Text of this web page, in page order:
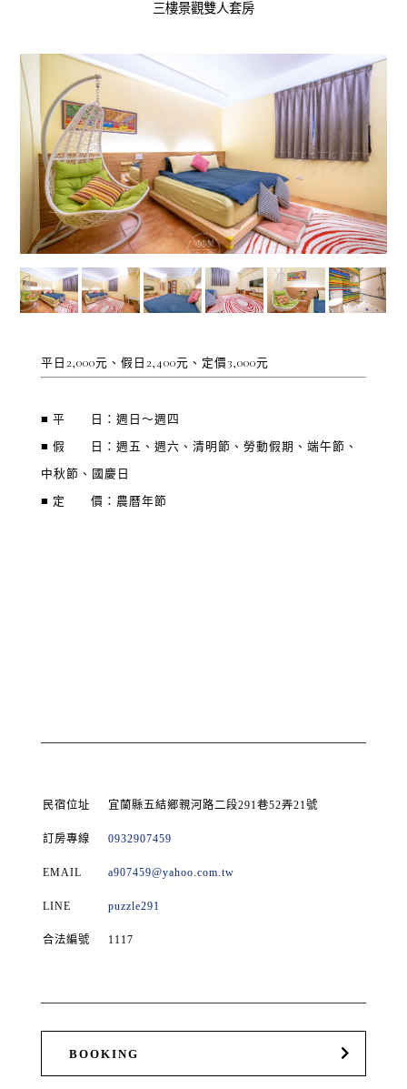
三樓景觀雙人套房
平日2,000元、假日2,400元、定價3,000元
■ 平 日：週日～週四
■ 假 日：週五、週六、清明節、勞動假期、端午節、
中秋節、國慶日
■ 定 價：農曆年節
民宿位址 宜蘭縣五結鄉親河路二段291巷52弄21號
訂房專線 0932907459
EMAIL a907459@yahoo.com.tw
LINE puzzle291
合法編號 1117
BOOKING